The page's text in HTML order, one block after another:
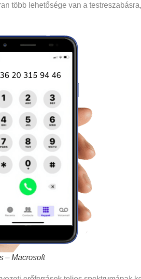
több lehetősége van a
– Macrosoft